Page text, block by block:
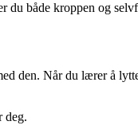
du både kroppen og
den. Når du lærer å
deg.